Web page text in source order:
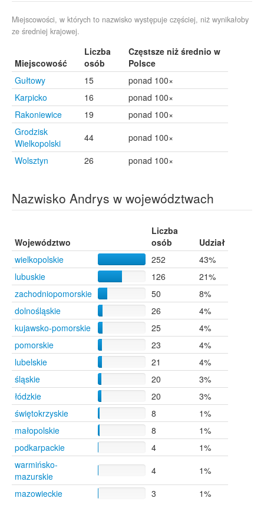
Bobrowice
11
Świecie
Chobienice
9
Kępno
9
Nowa Wieś
9
Szczuczarz
9
Zbąszyń
9
Gola
7
Zbrachlin
7
Chrośnica
6
Chrystkowo
6
Rataje
6
Rostarzewo
6
6
Wroniawy
6
Babimost
5
Górzyca
5
Kargowa
5
Kostrzyn
5
Luboń
5
Stare Kramsko
5
Stradyń
5
Strzegów
5
Szarów
5
Trzciel
5
Tuczno
5
Wałbrzych
5
Zbąszynek
5
Brzeziczki
4
Busko-Zdrój
4
Częstochowa
4
Gdańsk
Giżycko
4
Gliwice
4
Gniezno
4
Miejscowości, w których to nazwisko występuje częściej, niż wynikałoby
ze średniej krajowej.
Miejscowość
Liczba
osób
Częstsze niż średnio w
Polsce
Gułtowy
15
ponad 100×
Karpicko
16
ponad 100×
Rakoniewice
19
ponad 100×
Grodzisk
Wielkopolski
44
ponad 100×
Wolsztyn
26 ponad 100×
Nazwisko Andrys w województwach
Województwo
Liczba
osób
Udział
wielkopolskie
252
43%
lubuskie
126
21%
zachodniopomorskie
50
8%
dolnośląskie
26
4%
kujawsko-pomorskie
25
4%
pomorskie
23
4%
lubelskie
21
4%
śląskie
20
3%
łódzkie
20
3%
świętokrzyskie
8
1%
małopolskie
8
1%
podkarpackie
4
1%
warmińsko-
mazurskie
4
1%
mazowieckie
3 1%